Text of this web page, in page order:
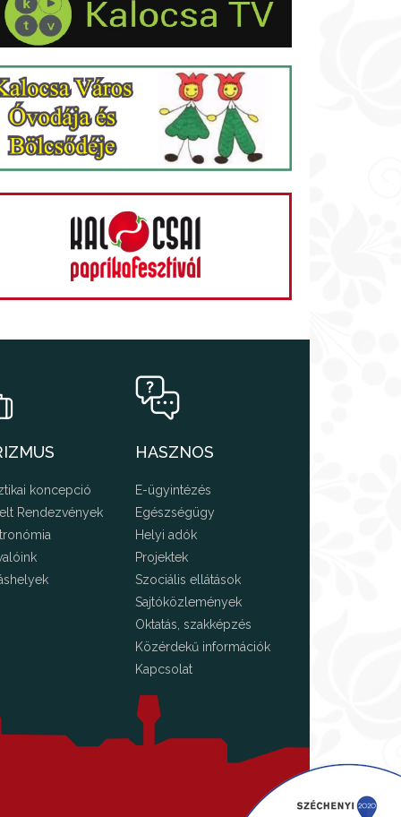
koncepció
Rendezvények
HASZNOS
E-ügyintézés
Egészségügy
Helyi adók
Projektek
Szociális ellátások
Sajtóközlemények
Oktatás, szakképzés
Közérdekű információk
Kapcsolat